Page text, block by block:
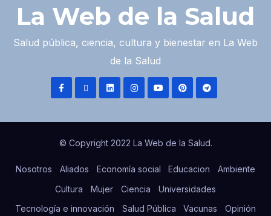
La Web de la Salud
Salud pública, ciencia, cultura y bienestar en La Web
de la Salud
© Copyright 2022 La Web de la Salud.
Nosotros Aliados Economía social Educacion
Ambiente
Cultura
Mujer Ciencia
Universidades
Tecnología e innovación
Salud Pública Vacunas Opinión